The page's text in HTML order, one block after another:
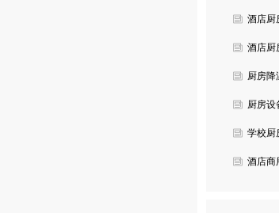
酒店厨
酒店厨
厨房降
厨房设
学校厨
酒店商